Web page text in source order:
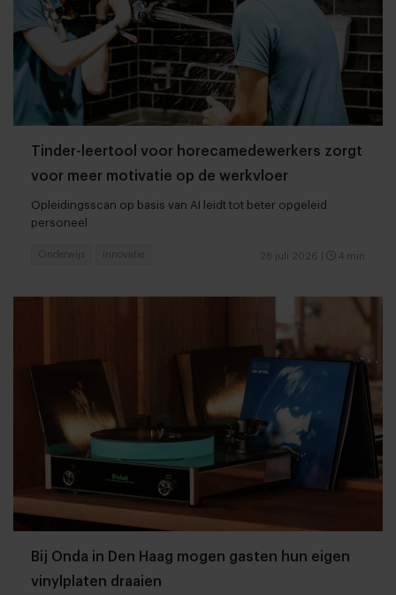
Tinder-leertool voor horecamedewerkers zorgt
voor meer motivatie op de werkvloer
Opleidingsscan op basis van AI leidt tot beter opgeleid
personeel
28 juli 2026 4 min
Onderwijs Innovatie
Bij Onda in Den Haag mogen gasten hun eigen
vinylplaten draaien